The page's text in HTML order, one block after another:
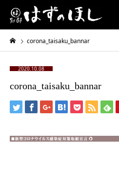
corona_taisaku_bannar
2020.10.08
corona_taisaku_bannar